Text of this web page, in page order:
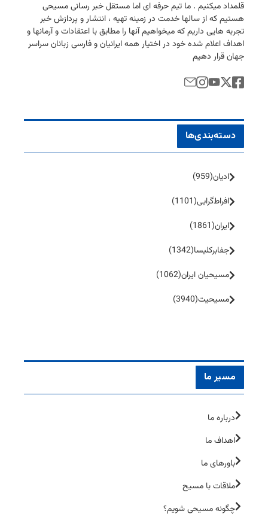
قلمداد میكنیم . ما تیم حرفه ای اما مستقل خبر رسانی مسیحی
هستیم كه از سالها خدمت در زمینه تهیه ، انتشار و پردازش خبر
تجربه هایی داریم كه میخواهیم آنها را مطابق با اعتقادات و آرمانها و
اهداف اعلام شده خود در اختیار همه ایرانیان و فارسی زبانان سراسر
جهان قرار دهیم
دسته‌بندی‌ها
ادیان(959)
افراط‌گرایی(1101)
ایران(1861)
جفا‌بر‌کلیسا(1342)
مسیحیان ایران(1062)
مسیحیت(3940)
مسیر ما
درباره ما
اهداف ما
باورهای ما
ملاقات با مسیح
چگونه مسیحی شویم؟